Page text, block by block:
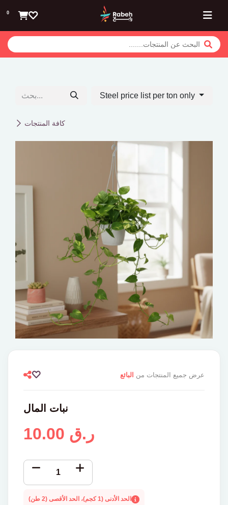
0
كافة المنتجات
Steel price list per ton only
عرض جميع المنتجات من البائع
نبات المال
10.00 ر.ق
الحد الأدنى (1 كجم)، الحد الأقصى (2 طن)